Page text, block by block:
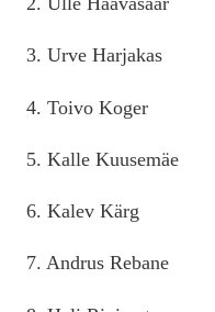
3. Urve Harjakas
4. Toivo Koger
5. Kalle Kuusemäe
6. Kalev Kärg
7. Andrus Rebane